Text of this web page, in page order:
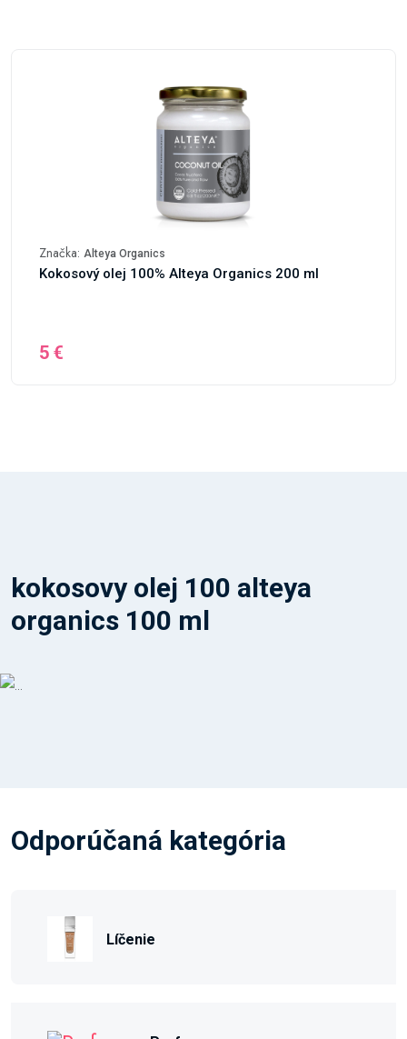
Značka: Alteya Organics
Kokosový olej 100% Alteya Organics 200 ml
5 €
kokosovy olej 100 alteya
organics 100 ml
Odporúčaná kategória
Líčenie